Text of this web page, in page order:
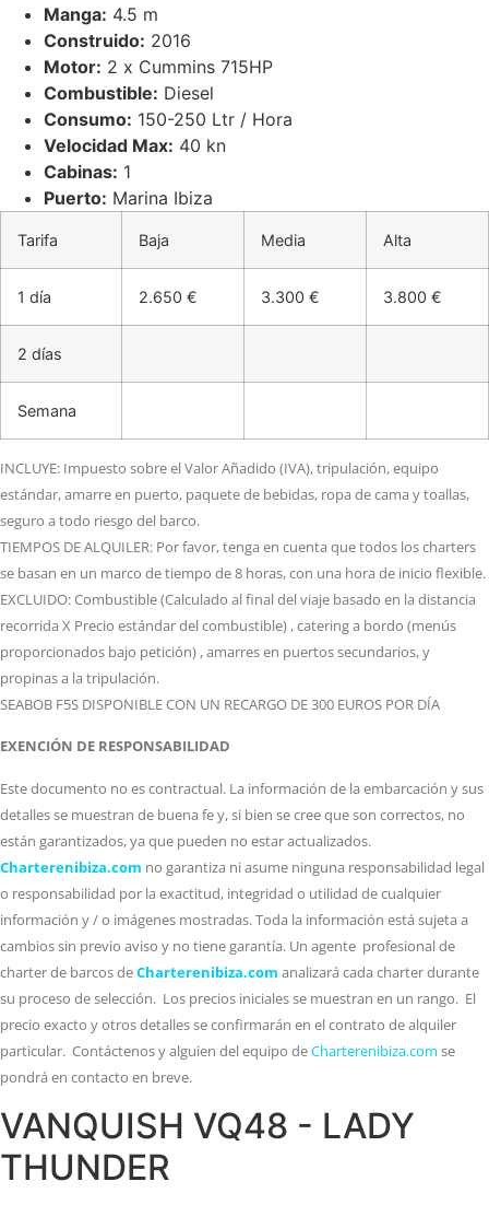
Manga: 4.5 m
Construido: 2016
Motor: 2 x Cummins 715HP
Combustible: Diesel
Consumo: 150-250 Ltr / Hora
Velocidad Max: 40 kn
Cabinas: 1
Puerto: Marina Ibiza
Tarifa Baja Media Alta
1 día 2.650 € 3.300 € 3.800 €
2 días
Semana
INCLUYE: Impuesto sobre el Valor Añadido (IVA), tripulación, equipo
estándar, amarre en puerto, paquete de bebidas, ropa de cama y toallas,
seguro a todo riesgo del barco.
TIEMPOS DE ALQUILER: Por favor, tenga en cuenta que todos los charters
se basan en un marco de tiempo de 8 horas, con una hora de inicio flexible.
EXCLUIDO: Combustible (Calculado al final del viaje basado en la distancia
recorrida X Precio estándar del combustible) , catering a bordo (menús
proporcionados bajo petición) , amarres en puertos secundarios, y
propinas a la tripulación.
SEABOB F5S DISPONIBLE CON UN RECARGO DE 300 EUROS POR DÍA
EXENCIÓN DE RESPONSABILIDAD
Este documento no es contractual. La información de la embarcación y sus
detalles se muestran de buena fe y, si bien se cree que son correctos, no
están garantizados, ya que pueden no estar actualizados.
Charterenibiza.com no garantiza ni asume ninguna responsabilidad legal
o responsabilidad por la exactitud, integridad o utilidad de cualquier
información y / o imágenes mostradas. Toda la información está sujeta a
cambios sin previo aviso y no tiene garantía. Un agente profesional de
charter de barcos deCharterenibiza.com analizará cada charter durante
su proceso de selección. Los precios iniciales se muestran en un rango. El
precio exacto y otros detalles se confirmarán en el contrato de alquiler
particular. Contáctenos y alguien del equipo deCharterenibiza.com se
pondrá en contacto en breve.
VANQUISH VQ48 - LADY
THUNDER